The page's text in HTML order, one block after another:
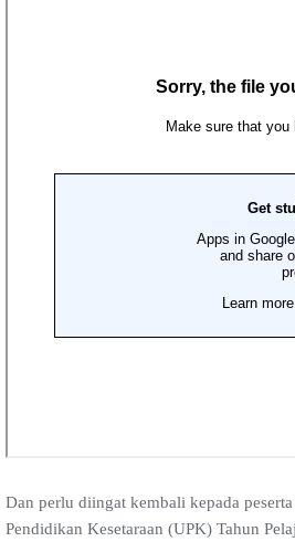
Dan perlu diingat kembali kepada
Pendidikan Kesetaraan (UPK) Tahun